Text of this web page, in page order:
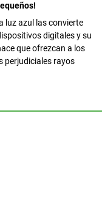
luz azul las convierte
digitales y su
que ofrezcan a los
perjudiciales rayos